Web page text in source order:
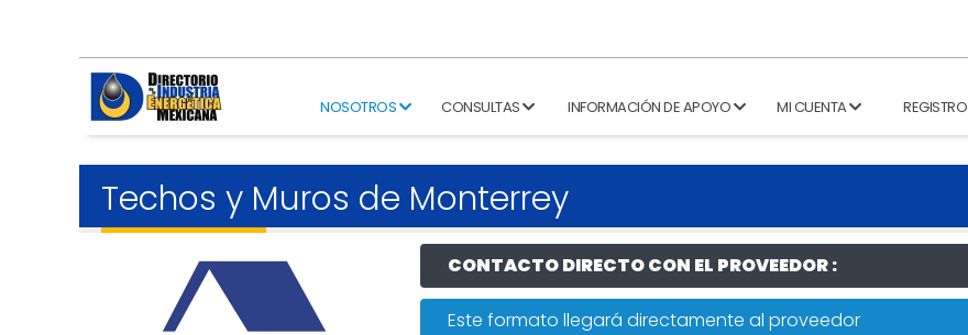
NOSOTROS CONSULTAS INFORMACIÓN DE APOYO MI CUENTA REGISTRO
Techos y Muros de Monterrey
CONTACTO DIRECTO CON EL PROVEEDOR :
Este formato llegará directamente al proveedor